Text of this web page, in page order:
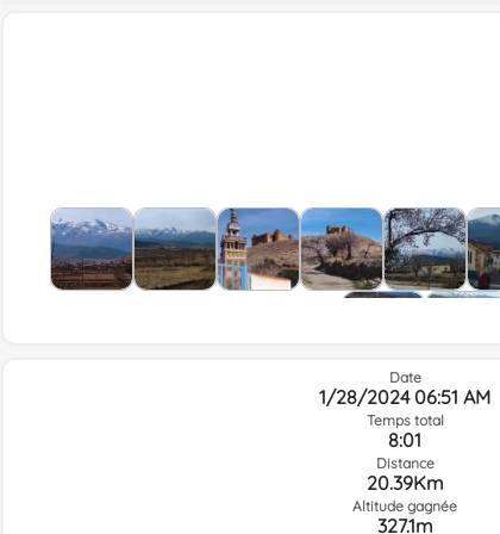
Date
1/28/2024 06:51 AM
Temps total
8:01
Distance
20.39Km
Altitude gagnée
327.1m